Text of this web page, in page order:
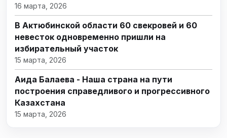
16 марта, 2026
В Актюбинской области 60 свекровей и 60
невесток одновременно пришли на
избирательный участок
15 марта, 2026
Аида Балаева - Наша страна на пути
построения справедливого и прогрессивного
Казахстана
15 марта, 2026